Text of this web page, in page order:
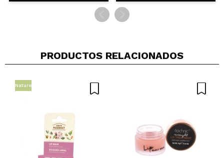
PRODUCTOS RELACIONADOS
Nature